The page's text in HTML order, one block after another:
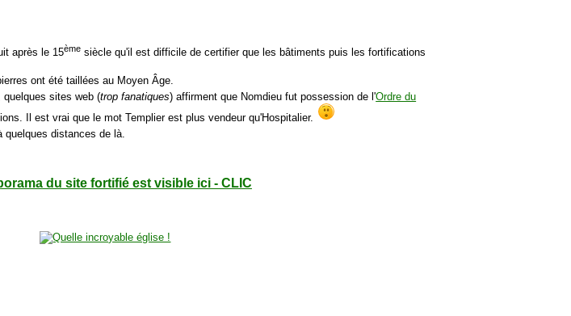
après le 15ème siècle qu'il est difficile de certifier que les bâtiments puis les fortifications
ont été taillées au Moyen Âge.
quelques sites web (trop fanatiques) affirment que Nomdieu fut possession de l'Ordre du
Il est vrai que le mot Templier est plus vendeur qu'Hospitalier.
quelques distances de là.
du site fortifié est visible ici - CLIC